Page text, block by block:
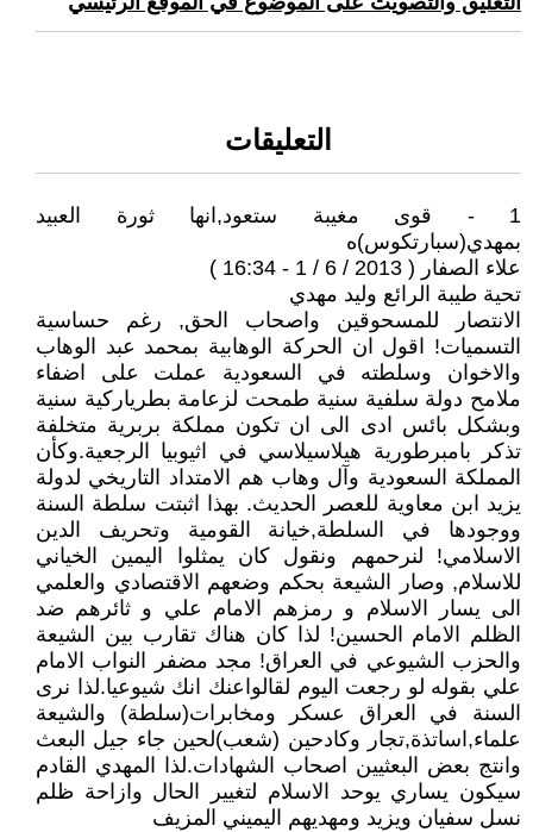
التعليقات
1 - قوى مغيبة ستعود,انها ثورة العبيد
بمهدي(سبارتكوس)ه
علاء الصفار ( 2013 / 6 / 1 - 16:34 )
تحية طيبة الرائع وليد مهدي
الانتصار للمسحوقين واصحاب الحق, رغم حساسية
التسميات! اقول ان الحركة الوهابية بمحمد عبد الوهاب
والاخوان وسلطته في السعودية عملت على اضفاء
ملامح دولة سلفية سنية طمحت لزعامة بطرياركية سنية
وبشكل بائس ادى الى ان تكون مملكة بربرية متخلفة
تذكر بامبرطورية هيلاسيلاسي في اثيوبيا الرجعية.وكأن
المملكة السعودية وآل وهاب هم الامتداد التاريخي لدولة
يزيد ابن معاوية للعصر الحديث. بهذا اثبتت سلطة السنة
ووجودها في السلطة,خيانة القومية وتحريف الدين
الاسلامي! لنرحمهم ونقول كان يمثلوا اليمين الخياني
للاسلام, وصار الشيعة بحكم وضعهم الاقتصادي والعلمي
الى يسار الاسلام و رمزهم الامام علي و ثائرهم ضد
الظلم الامام الحسين! لذا كان هناك تقارب بين الشيعة
والحزب الشيوعي في العراق! مجد مضفر النواب الامام
علي بقوله لو رجعت اليوم لقالواعنك انك شيوعيا.لذا نرى
السنة في العراق عسكر ومخابرات(سلطة) والشيعة
علماء,اساتذة,تجار وكادحين (شعب)لحين جاء جيل البعث
وانتج بعض البعثيين اصحاب الشهادات.لذا المهدي القادم
سيكون يساري يوحد الاسلام لتغيير الحال وازاحة ظلم
نسل سفيان ويزيد ومهديهم اليميني المزيف